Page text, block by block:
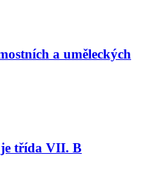
a uměleckých
je třída VII. B